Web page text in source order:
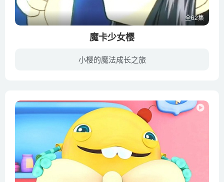
全62集
魔卡少女樱
小樱的魔法成长之旅